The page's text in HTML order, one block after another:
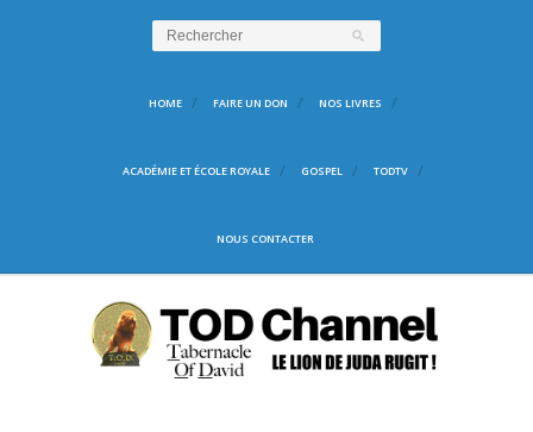
HOME FAIRE UN DON NOS LIVRES
ACADÉMIE ET ÉCOLE ROYALE GOSPEL TODTV
NOUS CONTACTER